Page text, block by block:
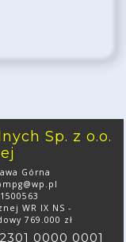
Sp. z o.o.
Górna
WR IX NS -
769.000 zł
0000 0001